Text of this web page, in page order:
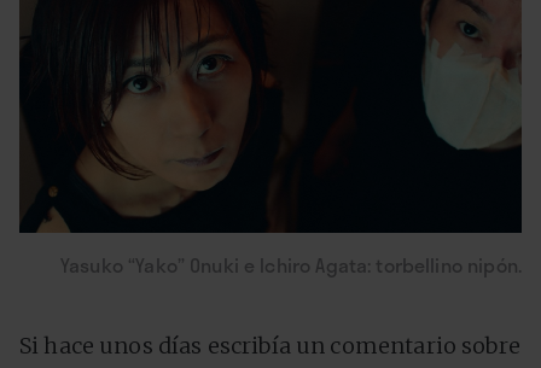
Yasuko “Yako” Onuki e Ichiro Agata: torbellino nipón.
Si hace unos días escribía un comentario sobre